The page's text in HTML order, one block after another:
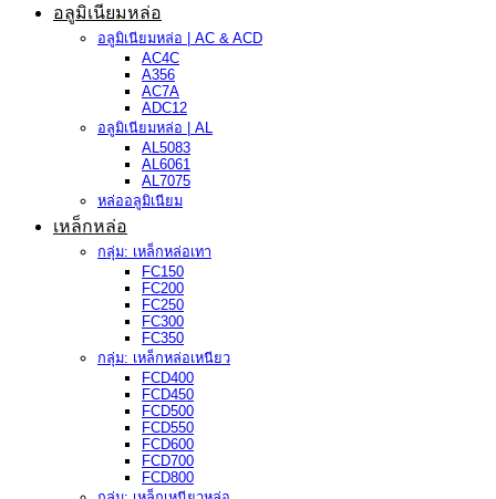
อลูมิเนียมหล่อ
อลูมิเนียมหล่อ | AC & ACD
AC4C
A356
AC7A
ADC12
อลูมิเนียมหล่อ | AL
AL5083
AL6061
AL7075
หล่ออลูมิเนียม
เหล็กหล่อ
กลุ่ม: เหล็กหล่อเทา
FC150
FC200
FC250
FC300
FC350
กลุ่ม: เหล็กหล่อเหนียว
FCD400
FCD450
FCD500
FCD550
FCD600
FCD700
FCD800